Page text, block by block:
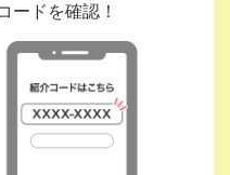
ードを確認！